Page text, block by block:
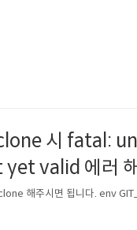
시 fatal:
valid 에러
해주시면 됩니다. env